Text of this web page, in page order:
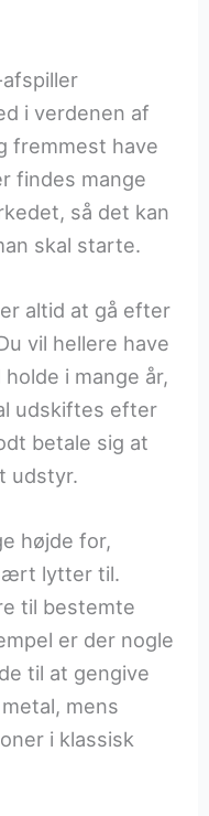
i verdenen af
fremmest have
findes mange
så det kan
skal starte.
altid at gå efter
vil hellere have
i mange år,
udskiftes efter
betale sig at
udstyr.
højde for,
lytter til.
til bestemte
er der nogle
til at gengive
mens
i klassisk